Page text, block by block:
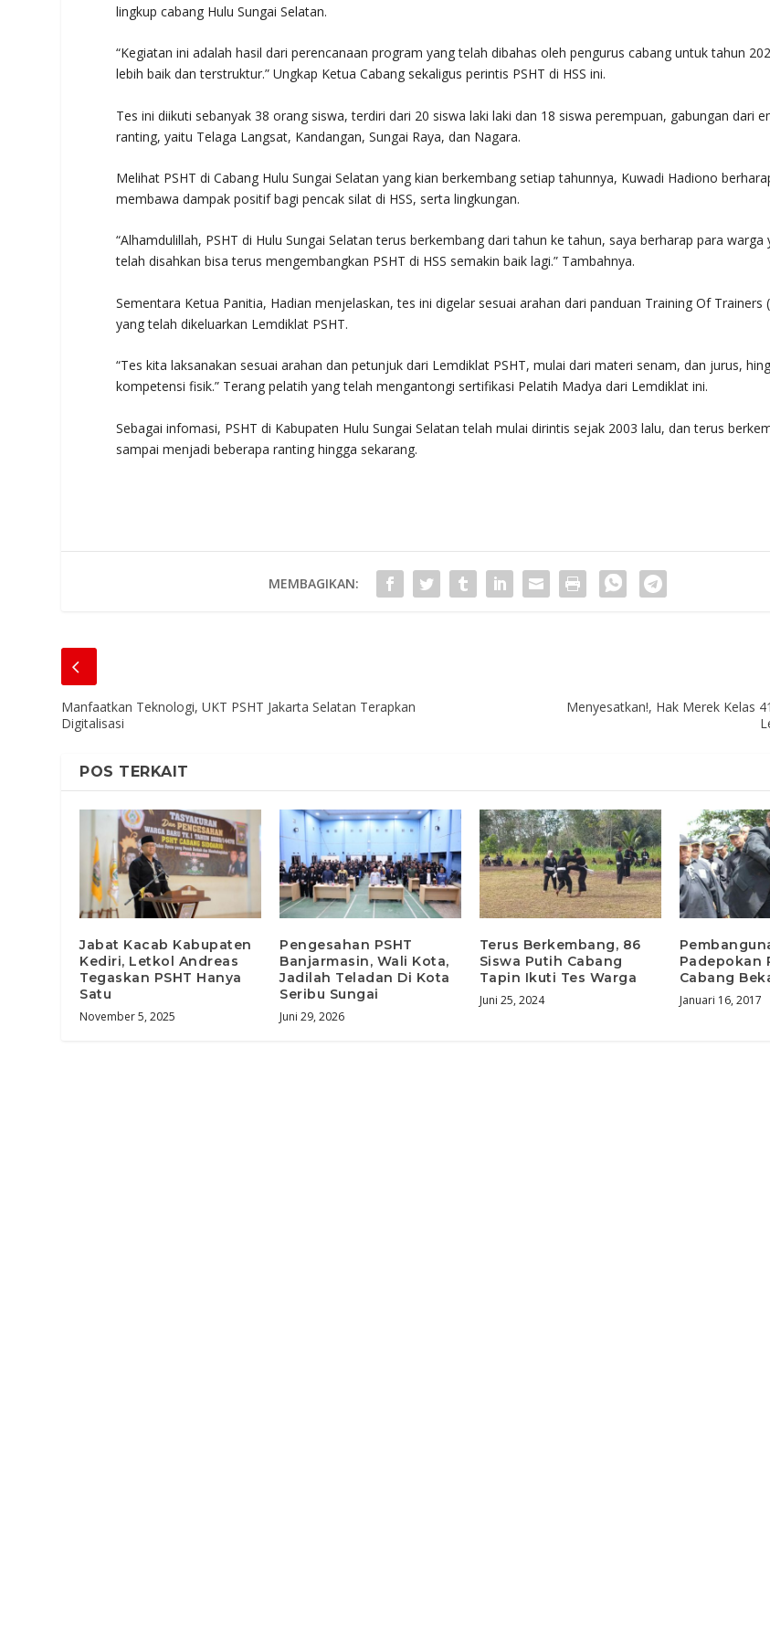
lingkup cabang Hulu Sungai Selatan.
“Kegiatan ini adalah hasil dari perencanaan program yang telah dibahas oleh pengurus cabang untuk tahun
lebih baik dan terstruktur.” Ungkap Ketua Cabang sekaligus perintis PSHT di HSS ini.
Tes ini diikuti sebanyak 38 orang siswa, terdiri dari 20 siswa laki laki dan 18 siswa perempuan, gabungan dari
ranting, yaitu Telaga Langsat, Kandangan, Sungai Raya, dan Nagara.
Melihat PSHT di Cabang Hulu Sungai Selatan yang kian berkembang setiap tahunnya, Kuwadi Hadiono
membawa dampak positif bagi pencak silat di HSS, serta lingkungan.
“Alhamdulillah, PSHT di Hulu Sungai Selatan terus berkembang dari tahun ke tahun, saya berharap para warga
telah disahkan bisa terus mengembangkan PSHT di HSS semakin baik lagi.” Tambahnya.
Sementara Ketua Panitia, Hadian menjelaskan, tes ini digelar sesuai arahan dari panduan Training Of Trainers
yang telah dikeluarkan Lemdiklat PSHT.
“Tes kita laksanakan sesuai arahan dan petunjuk dari Lemdiklat PSHT, mulai dari materi senam, dan jurus,
kompetensi fisik.” Terang pelatih yang telah mengantongi sertifikasi Pelatih Madya dari Lemdiklat ini.
Sebagai infomasi, PSHT di Kabupaten Hulu Sungai Selatan telah mulai dirintis sejak 2003 lalu, dan terus
sampai menjadi beberapa ranting hingga sekarang.
MEMBAGIKAN:
Manfaatkan Teknologi, UKT PSHT Jakarta Selatan Terapkan
Digitalisasi
Menyesatkan!, Hak Merek Kelas
POS TERKAIT
Jabat Kacab Kabupaten
Kediri, Letkol Andreas
Tegaskan PSHT Hanya
Satu
November 5, 2025
Pengesahan PSHT
Banjarmasin, Wali Kota,
Jadilah Teladan Di Kota
Seribu Sungai
Juni 29, 2026
Terus Berkembang, 86
Siswa Putih Cabang
Tapin Ikuti Tes Warga
Juni 25, 2024
Padepokan
Cabang
Januari 16, 2017